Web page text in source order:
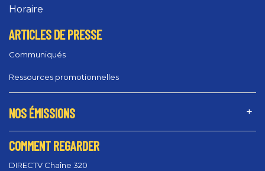
Horaire
ARTICLES DE PRESSE
Communiqués
Ressources promotionnelles
NOS ÉMISSIONS
COMMENT REGARDER
DIRECTV Chaîne 320